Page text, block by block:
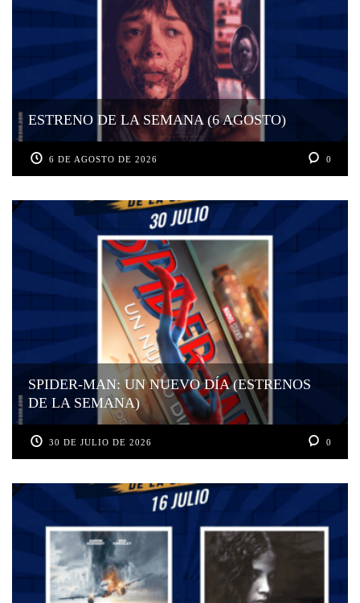
ESTRENO DE LA SEMANA (6 AGOSTO)
6 DE AGOSTO DE 2026 0
SPIDER-MAN: UN NUEVO DÍA (ESTRENOS
DE LA SEMANA)
30 DE JULIO DE 2026 0